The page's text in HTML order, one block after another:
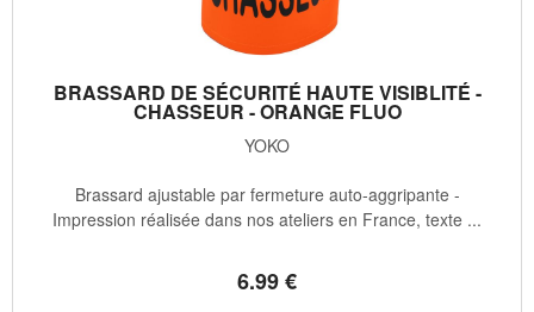
BRASSARD DE SÉCURITÉ HAUTE VISIBLITÉ -
CHASSEUR - ORANGE FLUO
YOKO
6.99€
Brassard ajustable par fermeture auto-aggripante -
Impression réalisée dans nos ateliers en France, texte ...